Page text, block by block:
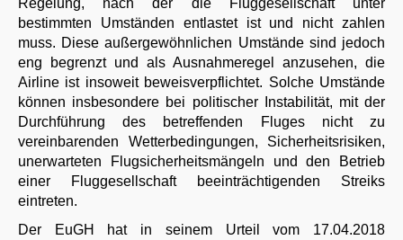
Regelung, nach der die Fluggesellschaft unter
bestimmten Umständen entlastet ist und nicht zahlen
muss. Diese außergewöhnlichen Umstände sind jedoch
eng begrenzt und als Ausnahmeregel anzusehen, die
Airline ist insoweit beweisverpflichtet. Solche Umstände
können insbesondere bei politischer Instabilität, mit der
Durchführung des betreffenden Fluges nicht zu
vereinbarenden Wetterbedingungen, Sicherheitsrisiken,
unerwarteten Flugsicherheitsmängeln und den Betrieb
einer Fluggesellschaft beeinträchtigenden Streiks
eintreten.
Der EuGH hat in seinem Urteil vom 17.04.2018